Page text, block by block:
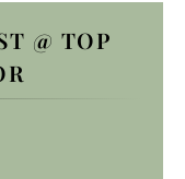
@ TOP